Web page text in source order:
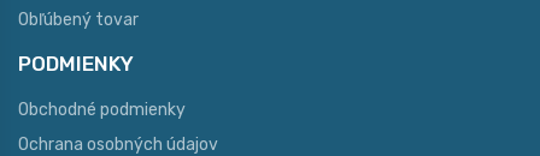
Obľúbený tovar
PODMIENKY
Obchodné podmienky
Ochrana osobných údajov